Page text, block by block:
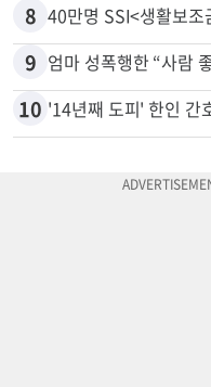
7 응급실서 폭력 환자
8 40만명 SSI<생활보
9
'14년째 도피' 한인